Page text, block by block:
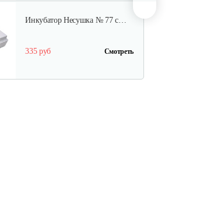
Инкубатор Несушка № 77 с…
335 руб Смотреть